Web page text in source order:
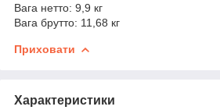
Вага нетто: 9,9 кг
Вага брутто: 11,68 кг
Приховати
Характеристики